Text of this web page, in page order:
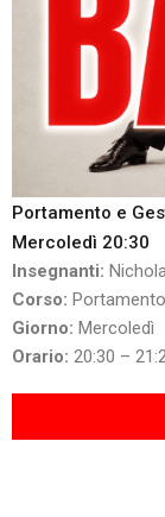
Portamento e
Mercoledì 20:30
Insegnanti:
Corso:
Giorno: Mercoledì
Orario: 20:30 –